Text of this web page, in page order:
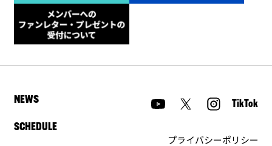
NEWS
SCHEDULE
TikTok
プライバシーポリシー